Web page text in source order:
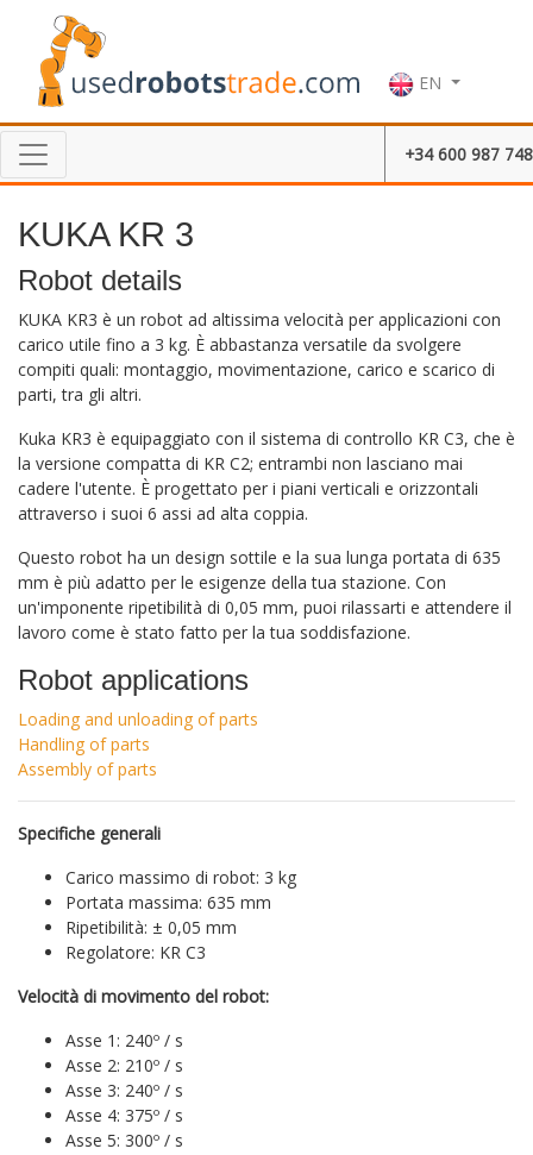
EN
+34 600 987 748
KUKA KR 3
Robot details
KUKA KR3 è un robot ad altissima velocità per applicazioni con
carico utile fino a 3 kg. È abbastanza versatile da svolgere
compiti quali: montaggio, movimentazione, carico e scarico di
parti, tra gli altri.
Kuka KR3 è equipaggiato con il sistema di controllo KR C3, che è
la versione compatta di KR C2; entrambi non lasciano mai
cadere l'utente. È progettato per i piani verticali e orizzontali
attraverso i suoi 6 assi ad alta coppia.
Questo robot ha un design sottile e la sua lunga portata di 635
mm è più adatto per le esigenze della tua stazione. Con
un'imponente ripetibilità di 0,05 mm, puoi rilassarti e attendere il
lavoro come è stato fatto per la tua soddisfazione.
Robot applications
Loading and unloading of parts
Handling of parts
Assembly of parts
Specifiche generali
Carico massimo di robot: 3 kg
Portata massima: 635 mm
Ripetibilità: ± 0,05 mm
Regolatore: KR C3
Velocità di movimento del robot:
Asse 1: 240º / s
Asse 2: 210º / s
Asse 3: 240º / s
Asse 4: 375º / s
Asse 5: 300º / s